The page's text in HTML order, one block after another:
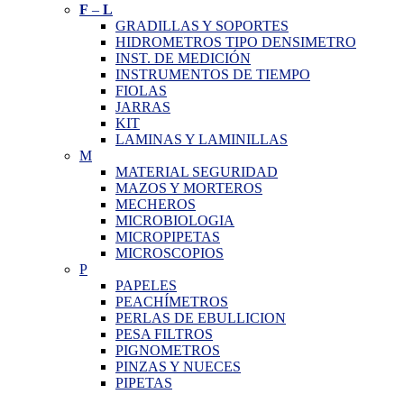
F – L
GRADILLAS Y SOPORTES
HIDROMETROS TIPO DENSIMETRO
INST. DE MEDICIÓN
INSTRUMENTOS DE TIEMPO
FIOLAS
JARRAS
KIT
LAMINAS Y LAMINILLAS
M
MATERIAL SEGURIDAD
MAZOS Y MORTEROS
MECHEROS
MICROBIOLOGIA
MICROPIPETAS
MICROSCOPIOS
P
PAPELES
PEACHÍMETROS
PERLAS DE EBULLICION
PESA FILTROS
PIGNOMETROS
PINZAS Y NUECES
PIPETAS